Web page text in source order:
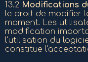
13.2 Modifications
le droit de modifier
moment. Les
modification
l'utilisation du
constitue